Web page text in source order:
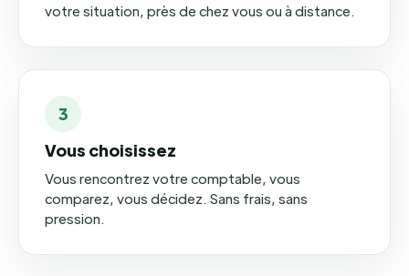
votre situation, près de chez vous ou à distance.
3
Vous choisissez
Vous rencontrez votre comptable, vous
comparez, vous décidez. Sans frais, sans
pression.